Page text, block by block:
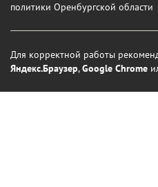
политики Оренбургской области
Для корректной работы
Яндекс.Браузер,Google Chrome